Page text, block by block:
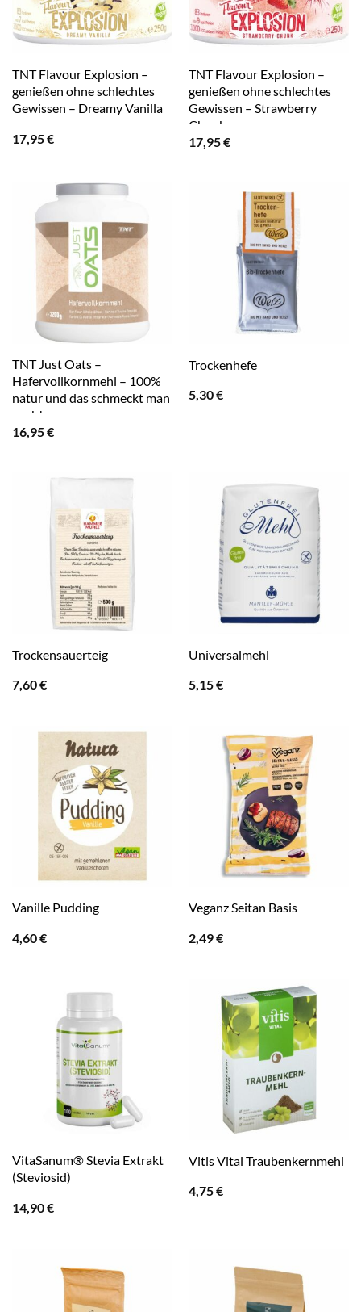
TNT Flavour Explosion –
genießen ohne schlechtes
Gewissen – Dreamy Vanilla
17,95€
TNT Flavour Explosion –
genießen ohne schlechtes
Gewissen – Strawberry
Chunk
17,95€
TNT Just Oats –
Hafervollkornmehl – 100%
natur und das schmeckt man
auch!
16,95€
Trockenhefe
5,30€
Trockensauerteig
7,60€
Universalmehl
5,15€
Vanille Pudding
4,60€
Veganz Seitan Basis
2,49€
VitaSanum® Stevia Extrakt
(Steviosid)
14,90€
Vitis Vital Traubenkernmehl
4,75€